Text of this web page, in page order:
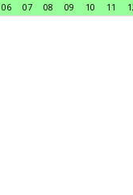
06 07 08 09 10 11